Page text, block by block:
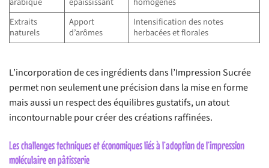
Extraits
naturels
Apport
d’arômes
Intensification des notes
herbacées et florales
L’incorporation de ces ingrédients dans l’Impression Sucrée
permet non seulement une précision dans la mise en forme
mais aussi un respect des équilibres gustatifs, un atout
incontournable pour créer des créations raffinées.
Les challenges techniques et économiques liés à l’adoption de l’impression
moléculaire en pâtisserie